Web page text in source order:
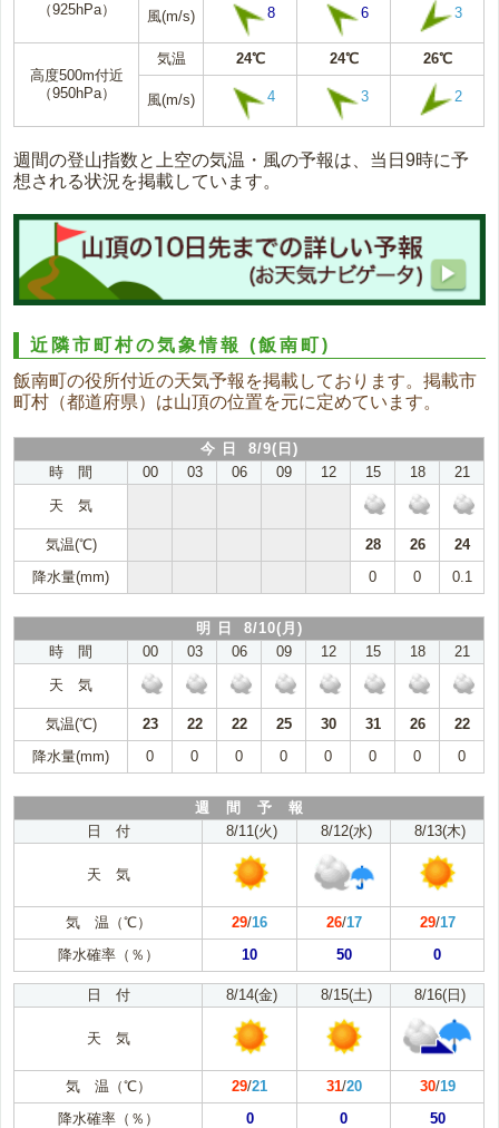
（925hPa）
風(m/s) 8 6 3
高度500m付近
（950hPa）
気温 24℃ 24℃ 26℃
風(m/s) 4 3 2
週間の登山指数と上空の気温・風の予報は、当日9時に予
想される状況を掲載しています。
近隣市町村の気象情報(飯南町)
飯南町の役所付近の天気予報を掲載しております。掲載市
町村（都道府県）は山頂の位置を元に定めています。
今 日 8/9(日)
時 間
00 03 06 09 12 15 18
21
天 気
気温(℃) 28 26
24
降水量(mm)
0 0 0.1
明 日 8/10(月)
時 間
00 03 06 09 12 15 18
21
天 気
気温(℃) 23 22 22 25 30 31 26
22
降水量(mm)
0 0 0 0 0 0 0 0
週 間 予 報
日 付
8/11(火) 8/12(水) 8/13(木)
天 気
気 温（℃） 29/16 26/17 29/17
降水確率（％）
10 50 0
日 付 8/14(金) 8/15(土) 8/16(日)
天 気
気 温（℃） 29/21 31/20 30/19
降水確率（％）
0 0 50